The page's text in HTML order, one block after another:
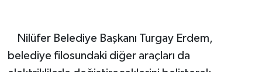
Nilüfer Belediye Başkanı Turgay Erdem,
belediye filosundaki diğer araçları da